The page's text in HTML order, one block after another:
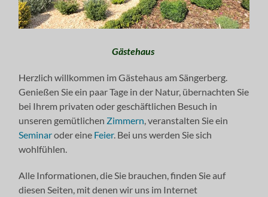
Gästehaus
Herzlich willkommen im Gästehaus am Sängerberg.
Genießen Sie ein paar Tage in der Natur, übernachten Sie
bei Ihrem privaten oder geschäftlichen Besuch in
unseren gemütlichen Zimmern , veranstalten Sie ein
Seminaroder eine Feier. Bei uns werden Sie sich
wohlfühlen.
Alle Informationen, die Sie brauchen, finden Sie auf
diesen Seiten, mit denen wir uns im Internet